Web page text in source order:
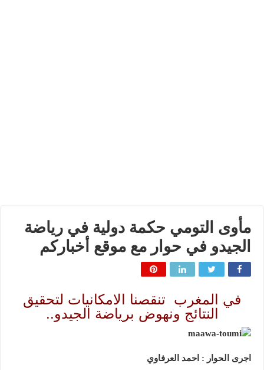
مأوى التومي حكمة دولية في رياضة
الجيدو في حوار مع موقع أخباركم
في المغرب تنقصنا الامكانيات لتحقيق
النتائج ونهوض برياضة الجيدو..
اجرى الحوار : احمد العرفاوي